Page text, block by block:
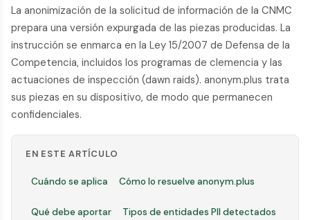
La anonimización de la solicitud de información de la CNMC
prepara una versión expurgada de las piezas producidas. La
instrucción se enmarca en la Ley 15/2007 de Defensa de la
Competencia, incluidos los programas de clemencia y las
actuaciones de inspección (dawn raids). anonym.plus trata
sus piezas en su dispositivo, de modo que permanecen
confidenciales.
EN ESTE ARTÍCULO
Cuándo se aplica Cómo lo resuelve anonym.plus
Qué debe aportar Tipos de entidades PII detectados